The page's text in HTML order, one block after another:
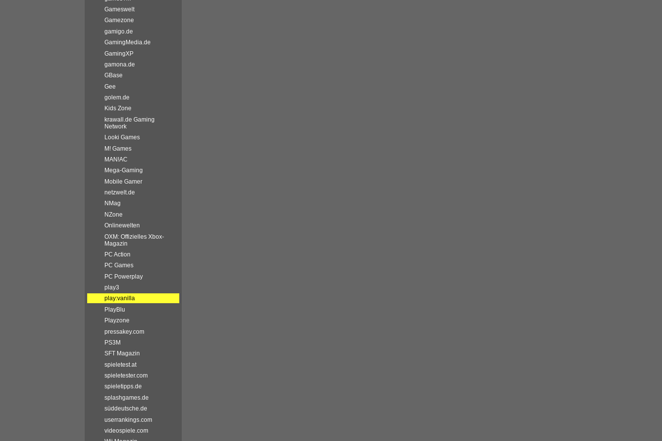
Gameswelt
Gamezone
gamigo.de
GamingMedia.de
GamingXP
gamona.de
GBase
Gee
golem.de
Kids Zone
krawall.de Gaming
Network
Looki Games
M! Games
MAN!AC
Mega-Gaming
Mobile Gamer
netzwelt.de
NMag
NZone
Onlinewelten
OXM: Offizielles Xbox-
Magazin
PC Action
PC Games
PC Powerplay
play3
play:vanilla
PlayBlu
Playzone
pressakey.com
PS3M
SFT Magazin
spieletest.at
spieletester.com
spieletipps.de
splashgames.de
süddeutsche.de
userrankings.com
videospiele.com